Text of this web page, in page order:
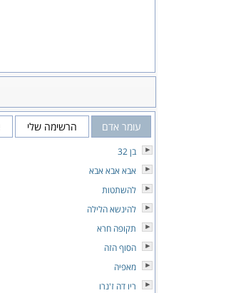
עומר אדם הרשימה שלי
בן 32
אבא אבא אבא
להשתטות
להינשא הלילה
תקופה חרא
הסוף הזה
מאפיה
ריו דה ז'נרו